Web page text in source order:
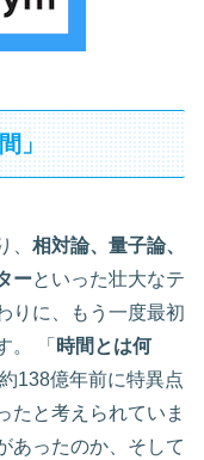
」
、 相対論、量子論、
ーといった壮大なテ
りに、もう一度最初
。 「 時間とは何
138億年前に特異点
たと考えられていま
あったのか、そして